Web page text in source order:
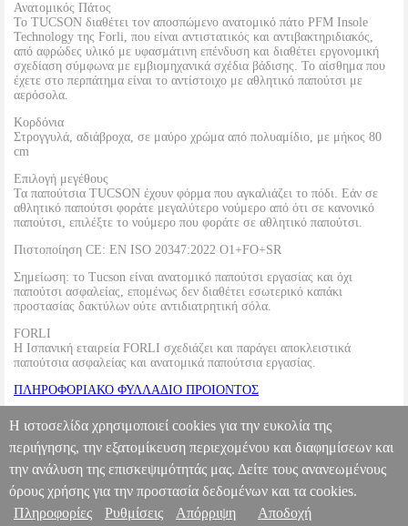
Ανατομικός Πάτος
Το TUCSON διαθέτει τον αποσπώμενο ανατομικό πάτο PFM Insole
Technology της Forli, που είναι αντιστατικός και αντιβακτηριδιακός,
από αφρώδες υλικό με υφασμάτινη επένδυση και διαθέτει εργονομική
σχεδίαση σύμφωνα με εμβιομηχανικά σχέδια βάδισης. Το αίσθημα που
έχετε στο περπάτημα είναι το αντίστοιχο με αθλητικό παπούτσι με
αερόσολα.
Κορδόνια
Στρογγυλά, αδιάβροχα, σε μαύρο χρώμα από πολυαμίδιο, με μήκος 80
cm
Επιλογή μεγέθους
Τα παπούτσια TUCSON έχουν φόρμα που αγκαλιάζει το πόδι. Εάν σε
αθλητικό παπούτσι φοράτε μεγαλύτερο νούμερο από ότι σε κανονικό
παπούτσι, επιλέξτε το νούμερο που φοράτε σε αθλητικό παπούτσι.
Πιστοποίηση CE: EN ISO 20347:2022 O1+FO+SR
Σημείωση: το Tucson είναι ανατομικό παπούτσι εργασίας και όχι
παπούτσι ασφαλείας, επομένως δεν διαθέτει εσωτερικό καπάκι
προστασίας δακτύλων ούτε αντιδιατρητική σόλα.
FORLI
Η Ισπανική εταιρεία FORLI σχεδιάζει και παράγει αποκλειστικά
παπούτσια ασφαλείας και ανατομικά παπούτσια εργασίας.
ΠΛΗΡΟΦΟΡΙΑΚΟ ΦΥΛΛΑΔΙΟ ΠΡΟΙΟΝΤΟΣ
ΠΡΟΔΙΑΓΡΑΦΕΣ ΓΙΑ ΠΑΠΟΥΤΣΙΑ ΑΣΦΑΛΕΙΑΣ και ΠΑΠΟΥΤΣΙΑ
ΕΡΓΑΣΙΑΣ
ΠΑΠΟΥΤΣΙ ΕΡΓΑΣΙΑΣ FORLI TUCSON O1 FO SR ΜΑΥΡΟ NO.
42 TLS.440421 TLS.440421 FORLI FORLI ΠΡΟΣΤΑΤΕΥΤΙΚΑ
Κατηγορία: ΠΡΟΣΤΑΤΕΥΤΙΚΑ •FORLI στην κατηγορία
ΠΡΟΣΤΑΤΕΥΤΙΚΑ Το TUCSON είναι ανατομικό παπούτσι
Πληροφορίες & Υπηρεσίες >
Η ιστοσελίδα χρησιμοποιεί cookies για την ευκολία της
περιήγησης, την εξατομίκευση περιεχομένου και διαφημίσεων και
την ανάλυση της επισκεψιμότητάς μας. Δείτε τους ανανεωμένους
όρους χρήσης για την προστασία δεδομένων και τα cookies.
Πληροφορίες
Ρυθμίσεις Απόρριψη Αποδοχή